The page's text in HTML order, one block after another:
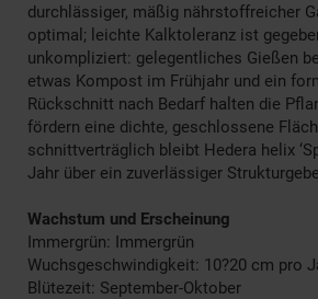
durchlässiger, mäßig nährstoffreicher
optimal; leichte Kalktoleranz ist
unkompliziert: gelegentliches Gießen
etwas Kompost im Frühjahr und ein
Rückschnitt nach Bedarf halten die
fördern eine dichte, geschlossene
schnittverträglich bleibt Hedera helix
Jahr über ein zuverlässiger
Wachstum und Erscheinung
Immergrün: Immergrün
Wuchsgeschwindigkeit: 10?20 cm pro
Blütezeit: September-Oktober